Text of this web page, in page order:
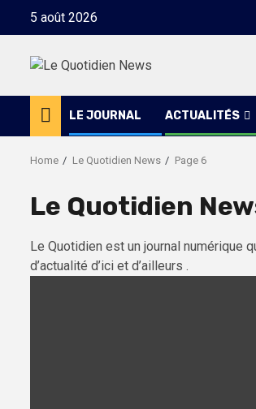
5 août 2026
LE JOURNAL ACTUALITÉS
Home Le Quotidien News Page 6
Le Quotidien
Le Quotidien est un journal numérique
d’actualité d’ici et d’ailleurs .